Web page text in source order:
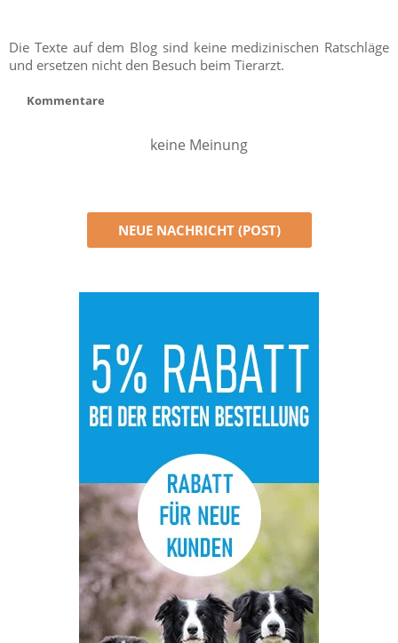
Die Texte auf dem Blog sind keine medizinischen Ratschläge
und ersetzen nicht den Besuch beim Tierarzt.
Kommentare
keine Meinung
NEUE NACHRICHT (POST)